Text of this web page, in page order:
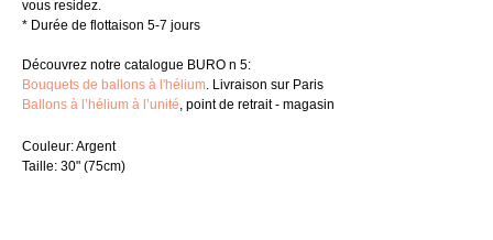
vous residez.
* Durée de flottaison 5-7 jours
Découvrez notre catalogue BURO n 5:
Bouquets de ballons à l'hélium. Livraison sur Paris
Ballons à l’hélium à l’unité, point de retrait - magasin
Couleur: Argent
Taille: 30" (75cm)